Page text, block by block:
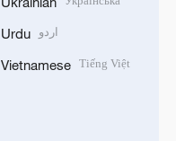
Urdu اردو
Vietnamese Tiếng Việt